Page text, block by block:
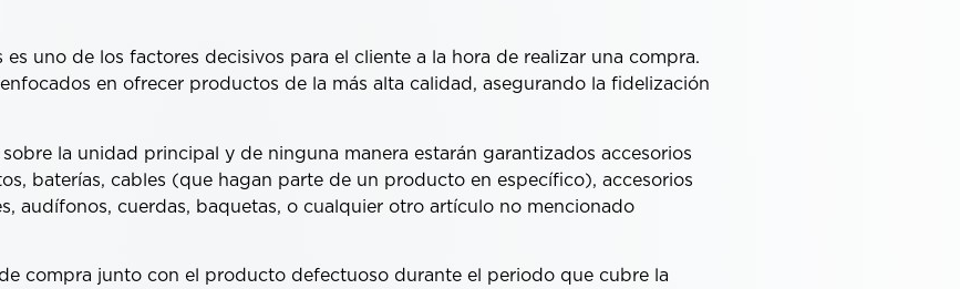
uno de los factores decisivos para el cliente a la hora de realizar una compra.
en ofrecer productos de la más alta calidad, asegurando la fidelización
la unidad principal y de ninguna manera estarán garantizados accesorios
baterías, cables (que hagan parte de un producto en específico), accesorios
audífonos, cuerdas, baquetas, o cualquier otro artículo no mencionado
compra junto con el producto defectuoso durante el periodo que cubre la